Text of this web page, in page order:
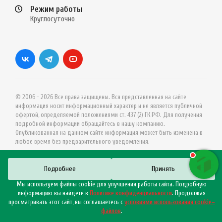
Режим работы
Круглосуточно
© 2006 - 2026 Все права защищены. Вся представленная на сайте
информация носит информационный характер и не является публичной
офертой, определяемой положениями ст. 437 (2) ГК РФ. Для получения
подробной информации обращайтесь в нашу компанию.
Опубликованная на данном сайте информация может быть изменена в
любое время без предварительного уведомления.
Подробнее Принять
Мы используем файлы cookie для улучшения работы сайта. Подробную
информацию вы найдете в Политике конфиденциальности. Продолжая
просматривать этот сайт, вы соглашаетесь с условиями использования cookie–
файлов.